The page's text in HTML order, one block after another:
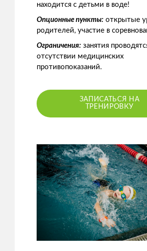
находится с детьми в воде!
Опционные пункты: открытые
родителей, участие в
Ограничения: занятия
отсутствии медицинских
противопоказаний.
ЗАПИСАТЬСЯ НА
ТРЕНИРОВКУ